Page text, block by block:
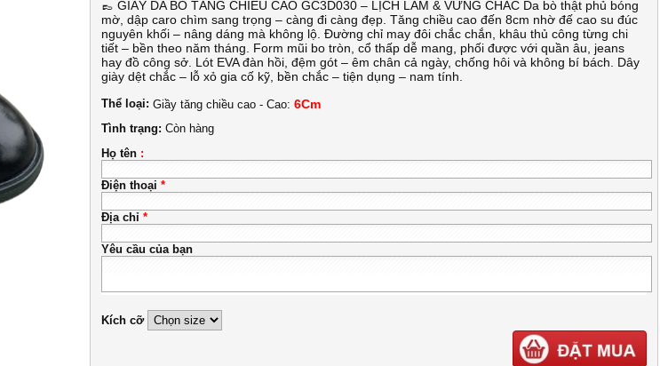
👞 GIÀY DA BÒ TĂNG CHIỀU CAO GC3D030 – LỊCH LÃM & VỮNG CHẮC Da bò thật phủ bóng
mờ, dập caro chìm sang trọng – càng đi càng đẹp. Tăng chiều cao đến 8cm nhờ đế cao su đúc
nguyên khối – nâng dáng mà không lộ. Đường chỉ may đôi chắc chắn, khâu thủ công từng chi
tiết – bền theo năm tháng. Form mũi bo tròn, cổ thấp dễ mang, phối được với quần âu, jeans
hay đồ công sở. Lót EVA đàn hồi, đệm gót – êm chân cả ngày, chống hôi và không bí bách. Dây
giày dệt chắc – lỗ xỏ gia cố kỹ, bền chắc – tiện dụng – nam tính.
Thể loại: Giầy tăng chiều cao - Cao: 6Cm
Tình trạng: Còn hàng
Họ tên :
Điện thoại *
Địa chỉ *
Yêu cầu của bạn
Kích cỡ